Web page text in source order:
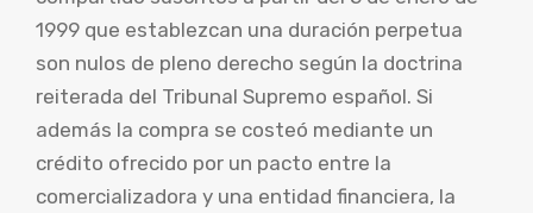
1999 que establezcan una duración perpetua
son nulos de pleno derecho según la doctrina
reiterada del Tribunal Supremo español. Si
además la compra se costeó mediante un
crédito ofrecido por un pacto entre la
comercializadora y una entidad financiera, la